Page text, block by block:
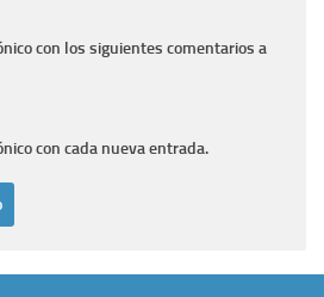
con los siguientes comentarios a
con cada nueva entrada.